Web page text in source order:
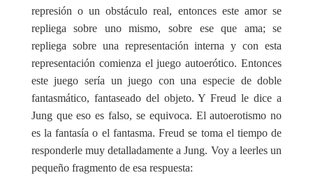
represión o un obstáculo real, entonces este amor se
repliega sobre uno mismo, sobre ese que ama; se
repliega sobre una representación interna y con esta
representación comienza el juego autoerótico. Entonces
este juego sería un juego con una especie de doble
fantasmático, fantaseado del objeto. Y Freud le dice a
Jung que eso es falso, se equivoca. El autoerotismo no
es la fantasía o el fantasma. Freud se toma el tiempo de
responderle muy detalladamente a Jung. Voy a leerles un
pequeño fragmento de esa respuesta: